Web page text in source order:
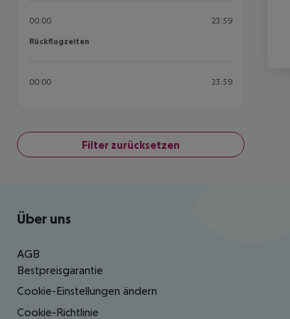
00:00 23:59
Rückflugzeiten
Rückflugzeiten
00:00 23:59
Filter zurücksetzen
Footer navigation
Über uns
AGB
Bestpreisgarantie
Cookie-Einstellungen ändern
Cookie-Richtlinie